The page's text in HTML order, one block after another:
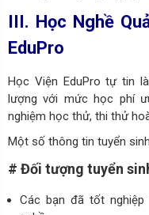
III. Học Nghề
EduPro
Học Viện EduPro tự tin
lượng với mức học phí
nghiệm học thử, thi thử
Một số thông tin tuyển
# Đối tượng tuyển
Các bạn đã tốt